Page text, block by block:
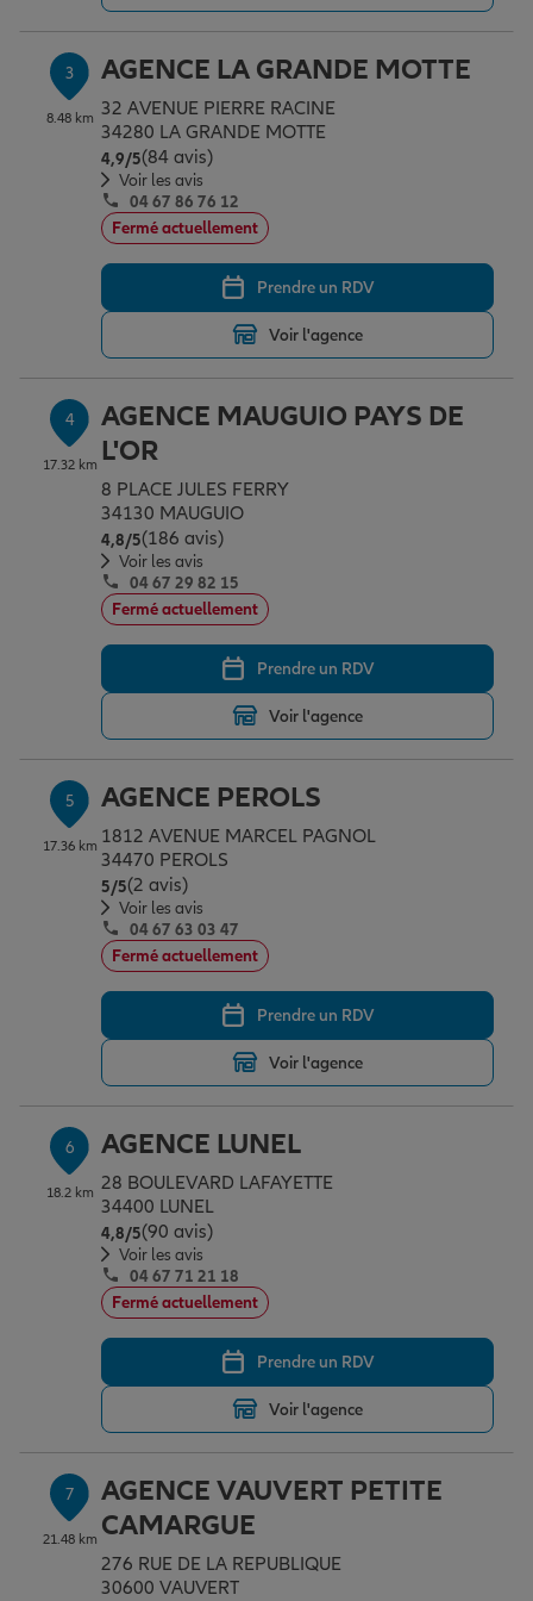
Garantie des accidents de la vie
Assurance scolaire
Protection juridique
Tous nos devis d'assurance
3
8.48 km
AGENCE LA GRANDE MOTTE
32 AVENUE PIERRE RACINE
34280 LA GRANDE MOTTE
4,9/5Note de 4.9 sur 5
(84 avis)
Voir les avis
04 67 86 76 12
Fermé actuellement
Prendre un RDV
Voir l'agence
4
17.32 km
AGENCE MAUGUIO PAYS DE
L'OR
8 PLACE JULES FERRY
34130 MAUGUIO
4,8/5Note de 4.8 sur 5
(186 avis)
Voir les avis
04 67 29 82 15
Fermé actuellement
Prendre un RDV
Voir l'agence
5
17.36 km
AGENCE PEROLS
1812 AVENUE MARCEL PAGNOL
34470 PEROLS
5/5Note de 5 sur 5
(2 avis)
Voir les avis
04 67 63 03 47
Fermé actuellement
Prendre un RDV
Voir l'agence
6
18.2 km
AGENCE LUNEL
28 BOULEVARD LAFAYETTE
34400 LUNEL
4,8/5Note de 4.8 sur 5
(90 avis)
Voir les avis
04 67 71 21 18
Fermé actuellement
Prendre un RDV
Voir l'agence
7
21.48 km
AGENCE VAUVERT PETITE
CAMARGUE
276 RUE DE LA REPUBLIQUE
30600 VAUVERT